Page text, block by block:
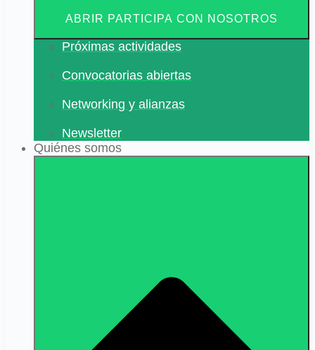
ABRIR PARTICIPA CON NOSOTROS
Próximas actividades
Convocatorias abiertas
Networking y alianzas
Newsletter
Quiénes somos